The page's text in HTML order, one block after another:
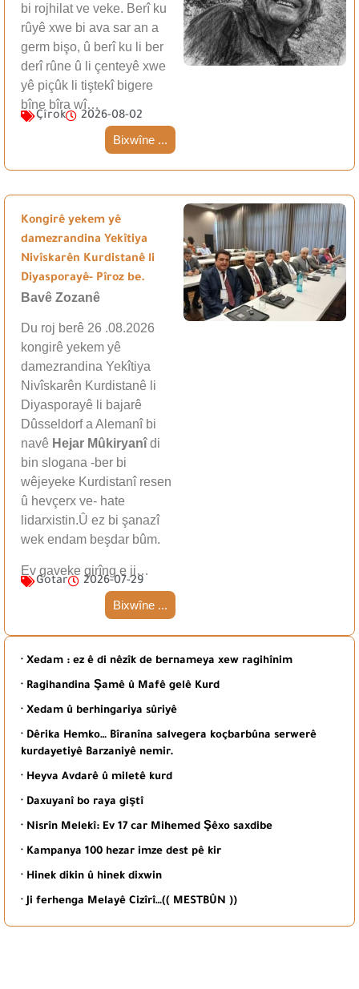
bi rojhilat ve veke. Berî ku
rûyê xwe bi ava sar an a
germ bişo, û berî ku li ber
derî rûne û li çenteyê xwe
yê piçûk li tiştekî bigere
bîne bîra wî…
Çîrok 2026-08-02
Bixwîne ...
Kongirê yekem yê
damezrandina Yekîtiya
Nivîskarên Kurdistanê li
Diyasporayê- Pîroz be.
Bavê Zozanê
Du roj berê 26 .08.2026
kongirê yekem yê
damezrandina Yekîtiya
Nivîskarên Kurdistanê li
Diyasporayê li bajarê
Dûsseldorf a Alemanî bi
navê Hejar Mûkiryanîdi
bin slogana -ber bi
wêjeyeke Kurdistanî resen
û hevçerx ve- hate
lidarxistin.Û ez bi şanazî
wek endam beşdar bûm.
Ev gaveke girîng e ji…
Gotar 2026-07-29
Bixwîne ...
· Xedam : ez ê di nêzîk de bernameya xew ragihînim
· Ragihandina Şamê û Mafê gelê Kurd
· Xedam û berhingariya sûriyê
· Dêrika Hemko… Bîranîna salvegera koçbarbûna serwerê
kurdayetiyê Barzaniyê nemir.
· Heyva Avdarê û miletê kurd
· Daxuyanî bo raya giştî
· Nisrîn Melekî: Ev 17 car Mihemed Şêxo saxdibe
· Kampanya 100 hezar imze dest pê kir
· Hinek dikin û hinek dixwin
· Ji ferhenga Melayê Cizîrî…(( MESTBÛN ))